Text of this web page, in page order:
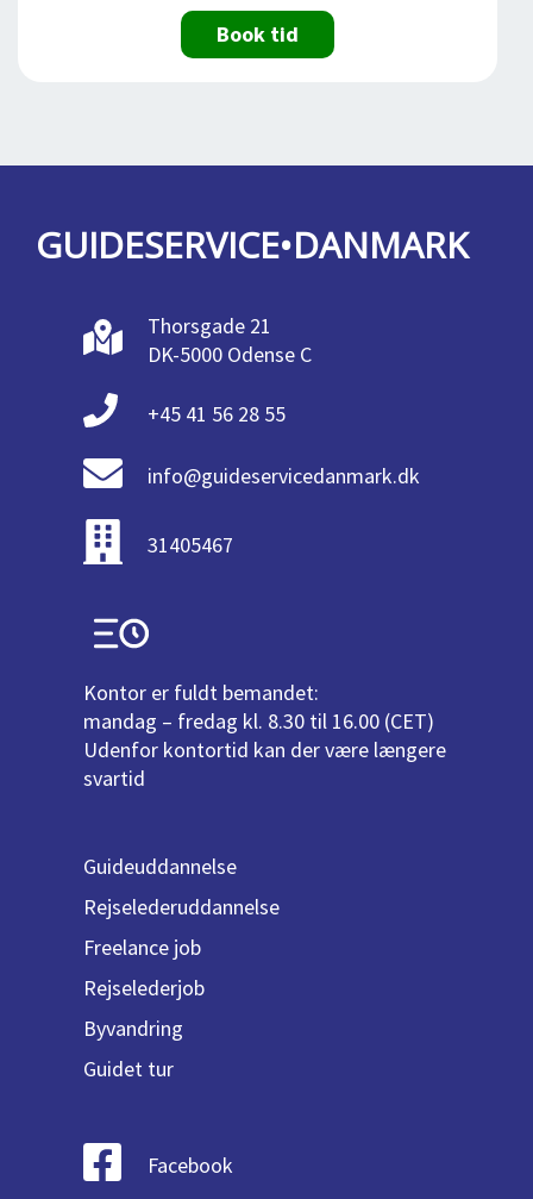
Book tid
GUIDESERVICE•DANMARK
Thorsgade 21
DK-5000 Odense C
+45 41 56 28 55
info@guideservicedanmark.dk
31405467
Kontor er fuldt bemandet:
mandag – fredag kl. 8.30 til 16.00 (CET)
Udenfor kontortid kan der være længere
svartid
Guideuddannelse
Rejselederuddannelse
Freelance job
Rejselederjob
Byvandring
Guidet tur
Facebook